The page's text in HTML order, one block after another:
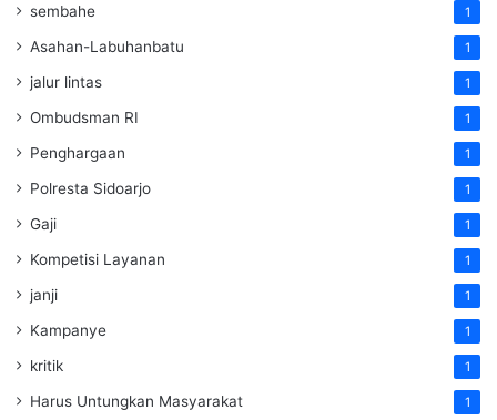
sembahe 1
Asahan-Labuhanbatu 1
jalur lintas 1
Ombudsman RI 1
Penghargaan 1
Polresta Sidoarjo 1
Gaji 1
Kompetisi Layanan 1
janji 1
Kampanye 1
kritik 1
Harus Untungkan Masyarakat 1